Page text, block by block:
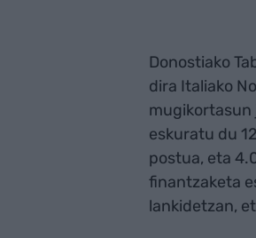
Donostiako
dira Italiako
mugikortasun
eskuratu du
postua, eta
finantzaketa
lankidetzan,